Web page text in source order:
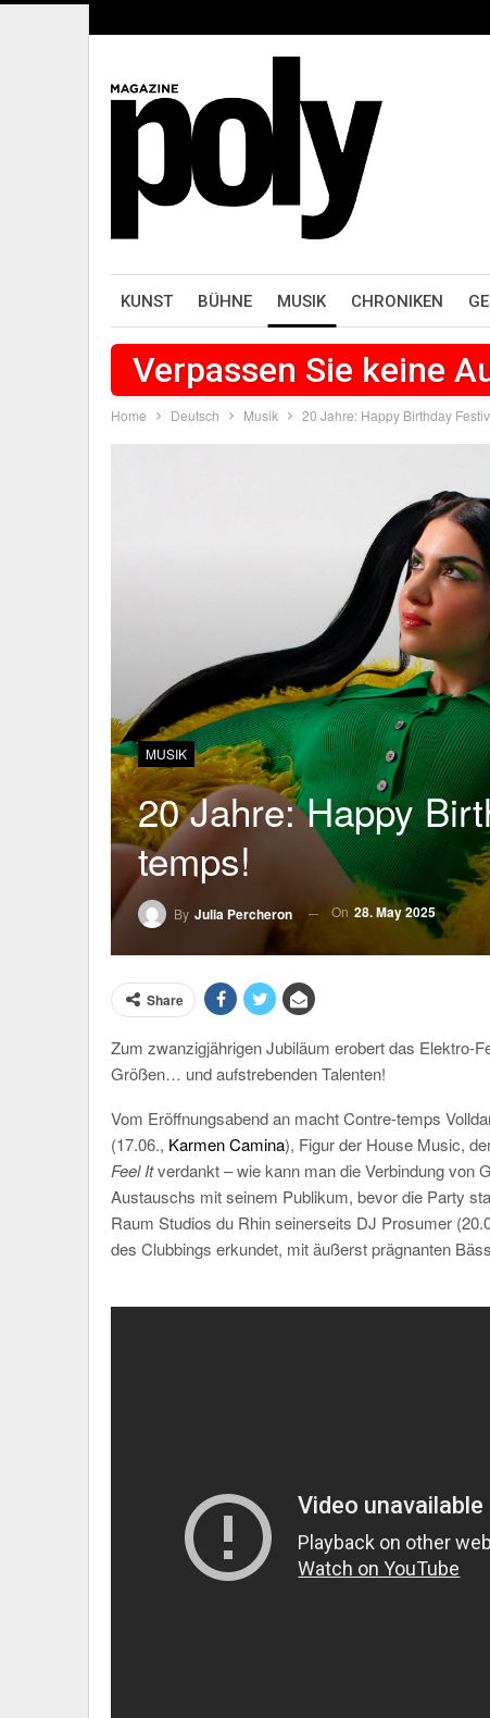
KUNST BÜHNE MUSIK CHRONIKEN
Verpassen Sie keine
Home Deutsch Musik 20 Jahre: Happy Birthday
MUSIK
20 Jahre: Happy
temps!
By Julia Percheron On 28. May 2025
Share
Zum zwanzigjährigen Jubiläum erobert das Elektro-
Größen… und aufstrebenden Talenten!
Vom Eröffnungsabend an macht Contre-temps
(17.06., Karmen Camina), Figur der House Music,
Feel Itverdankt – wie kann man die Verbindung von
Austauschs mit seinem Publikum, bevor die Party
Raum Studios du Rhin seinerseits DJ Prosumer
des Clubbings erkundet, mit äußerst prägnanten